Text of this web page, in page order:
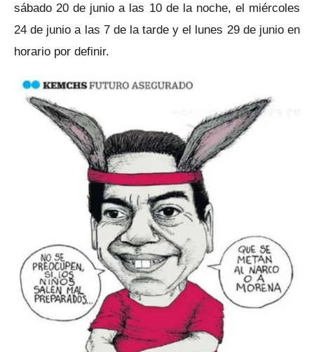
sábado 20 de junio a las 10 de la noche, el miércoles
24 de junio a las 7 de la tarde y el lunes 29 de junio en
horario por definir.